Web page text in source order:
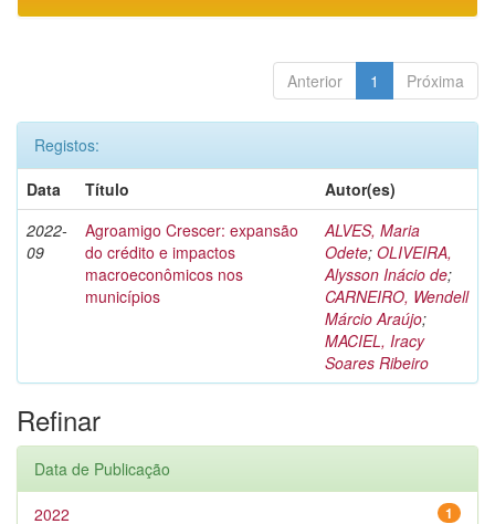
Anterior 1 Próxima
Registos:
Data
Título
Autor(es)
2022-
09
Agroamigo Crescer: expansão
do crédito e impactos
macroeconômicos nos
municípios
ALVES, Maria
Odete; OLIVEIRA,
Alysson Inácio de;
CARNEIRO, Wendell
Márcio Araújo;
MACIEL, Iracy
Soares Ribeiro
Refinar
Data de Publicação
1
2022